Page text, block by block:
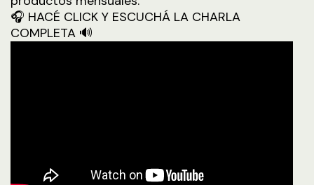
🎧 HACÉ CLICK Y ESCUCHÁ LA CHARLA
COMPLETA 🔊